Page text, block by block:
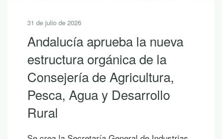
de 2026
aprueba la nueva
orgánica de la
de Agricultura,
Agua y Desarrollo